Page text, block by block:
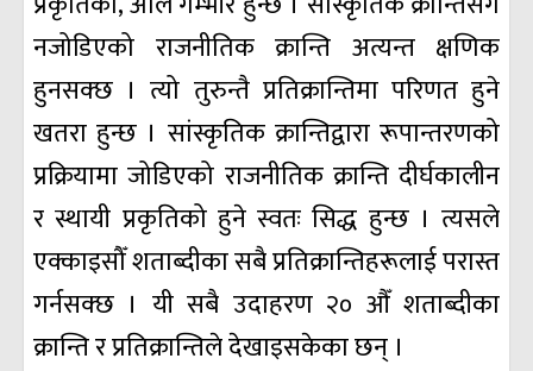
नजोडिएको राजनीतिक क्रान्ति अत्यन्त क्षणिक
हुनसक्छ । त्यो तुरुन्तै प्रतिक्रान्तिमा परिणत हुने
खतरा हुन्छ । सांस्कृतिक क्रान्तिद्वारा रूपान्तरणको
प्रक्रियामा जोडिएको राजनीतिक क्रान्ति दीर्घकालीन
र स्थायी प्रकृतिको हुने स्वतः सिद्ध हुन्छ । त्यसले
एक्काइसौँ शताब्दीका सबै प्रतिक्रान्तिहरूलाई परास्त
गर्नसक्छ । यी सबै उदाहरण २० औँ शताब्दीका
क्रान्ति र प्रतिक्रान्तिले देखाइसकेका छन् ।